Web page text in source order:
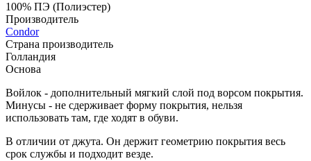
100% ПЭ (Полиэстер)
Производитель
Condor
Страна производитель
Голландия
Основа
Войлок - дополнительный мягкий слой под ворсом покрытия.
Минусы - не сдерживает форму покрытия, нельзя
использовать там, где ходят в обуви.
В отличии от джута. Он держит геометрию покрытия весь
срок службы и подходит везде.